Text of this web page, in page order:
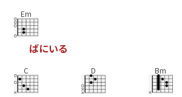
Em
ばにいる
C D Bm